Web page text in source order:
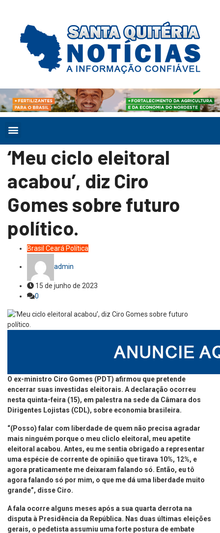
‘Meu ciclo eleitoral
acabou’, diz Ciro
Gomes sobre futuro
político.
Brasil Ceará Política
admin
15 de junho de 2023
0
O ex-ministro Ciro Gomes (PDT) afirmou que pretende
encerrar suas investidas eleitorais. A declaração ocorreu
nesta quinta-feira (15), em palestra na sede da Câmara dos
Dirigentes Lojistas (CDL), sobre economia brasileira.
“(Posso) falar com liberdade de quem não precisa agradar
mais ninguém porque o meu cliclo eleitoral, meu apetite
eleitoral acabou. Antes, eu me sentia obrigado a representar
uma espécie de corrente de opinião que tirava 10%, 12%, e
agora praticamente me deixaram falando só. Então, eu tô
agora falando só por mim, o que me dá uma liberdade muito
grande”, disse Ciro.
A fala ocorre alguns meses após a sua quarta derrota na
disputa à Presidência da República. Nas duas últimas eleições
gerais, o pedetista assumiu uma forte postura de embate